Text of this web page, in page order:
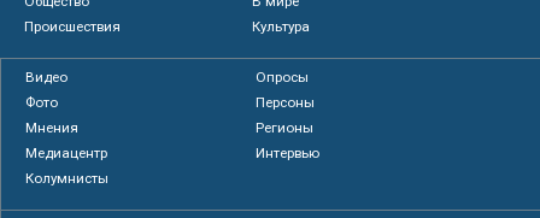
Происшествия
Культура
Видео
Опросы
Фото
Персоны
Мнения
Регионы
Медиацентр
Интервью
Колумнисты